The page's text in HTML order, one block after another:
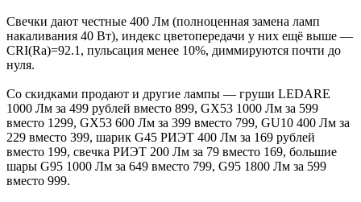
Свечки дают честные 400 Лм (полноценная замена ламп
накаливания 40 Вт), индекс цветопередачи у них ещё выше —
CRI(Ra)=92.1, пульсация менее 10%, диммируются почти до
нуля.
Со скидками продают и другие лампы — груши LEDARE
1000 Лм за 499 рублей вместо 899, GX53 1000 Лм за 599
вместо 1299, GX53 600 Лм за 399 вместо 799, GU10 400 Лм за
229 вместо 399, шарик G45 РИЭТ 400 Лм за 169 рублей
вместо 199, свечка РИЭТ 200 Лм за 79 вместо 169, большие
шары G95 1000 Лм за 649 вместо 799, G95 1800 Лм за 599
вместо 999.